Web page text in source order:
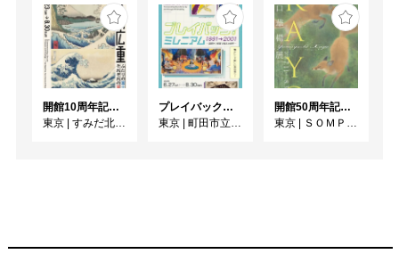
開館10周年記念 「北斎 広重 ふたりの富士、それぞれの富士」
東京
すみだ北斎美術館
プレイバック！ミレニアム1991→2001 版画が／版画で越えた境界
東京
町田市立国際版画美術館
開館50周年記念 山口華楊展
東京
ＳＯＭＰＯ美術館